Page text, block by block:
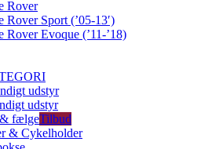
Rover
Rover Sport (’05-13′)
Rover Evoque (’11-’18)
udstyr
udstyr
fælgeTilbud
& Cykelholder